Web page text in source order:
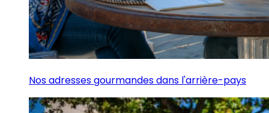
Nos adresses gourmandes dans l'arrière-pays